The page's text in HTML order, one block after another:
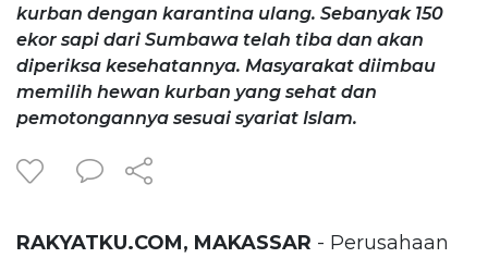
kurban dengan karantina ulang. Sebanyak 150
ekor sapi dari Sumbawa telah tiba dan akan
diperiksa kesehatannya. Masyarakat diimbau
memilih hewan kurban yang sehat dan
pemotongannya sesuai syariat Islam.
RAKYATKU.COM, MAKASSAR - Perusahaan